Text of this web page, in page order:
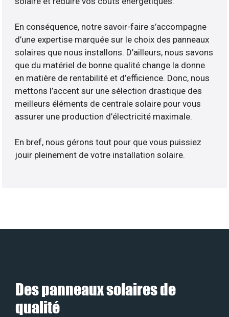
En conséquence, notre savoir-faire s’accompagne
d’une expertise marquée sur le choix des panneaux
solaires que nous installons. D’ailleurs, nous savons
que du matériel de bonne qualité change la donne
en matière de rentabilité et d’efficience. Donc, nous
mettons l’accent sur une sélection drastique des
meilleurs éléments de centrale solaire pour vous
assurer une production d’électricité maximale.
En bref, nous gérons tout pour que vous puissiez
jouir pleinement de votre installation solaire.
Des panneaux solaires de
qualité